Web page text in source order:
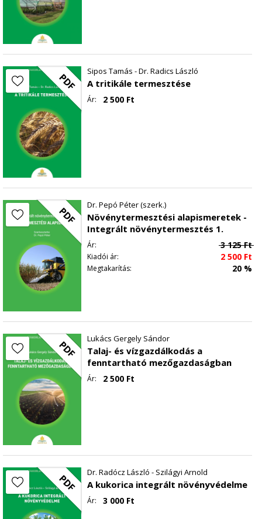
PDF Sipos Tamás - Dr. Radics László
A tritikále termesztése
Ár: 2 500 Ft
PDF Dr. Pepó Péter (szerk.)
Növénytermesztési alapismeretek -
Integrált növénytermesztés 1.
Ár: 3 125Ft
Kiadói ár: 2 500 Ft
Megtakarítás: 20 %
PDF Lukács Gergely Sándor
Talaj- és vízgazdálkodás a
fenntartható mezőgazdaságban
Ár: 2 500 Ft
PDF Dr. Radócz László - Szilágyi Arnold
A kukorica integrált növényvédelme
Ár: 3 000 Ft